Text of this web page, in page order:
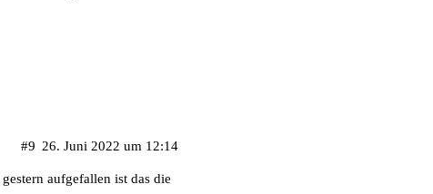
26. Juni 2022 um 12:14
#9
aufgefallen ist das die